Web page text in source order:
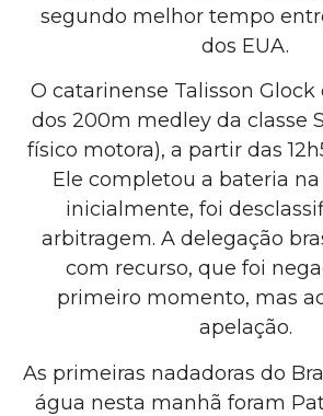
segundo melhor tempo
dos EUA.
O catarinense Talisson Glock
dos 200m medley da classe
físico motora), a partir das
Ele completou a bateria
inicialmente, foi
arbitragem. A delegação
com recurso, que foi
primeiro momento, mas
apelação.
As primeiras nadadoras do
água nesta manhã foram